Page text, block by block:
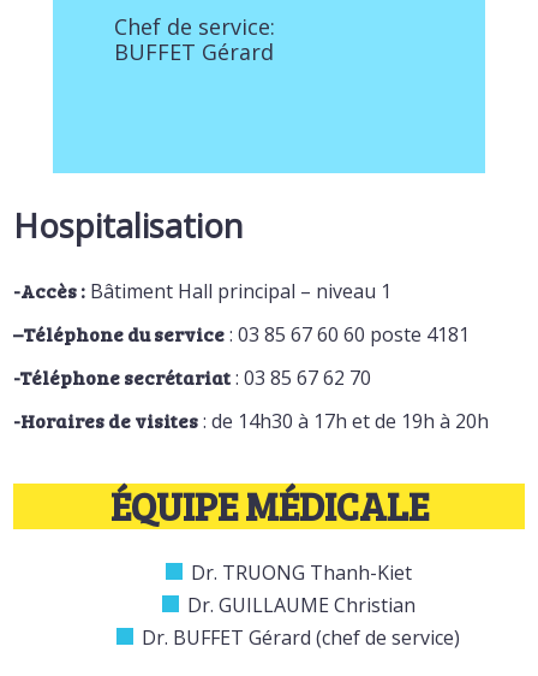
Chef de service:
BUFFET Gérard
Hospitalisation
-Accès : Bâtiment Hall principal – niveau 1
–Téléphone du service: 03 85 67 60 60 poste 4181
-Téléphone secrétariat: 03 85 67 62 70
-Horaires de visites: de 14h30 à 17h et de 19h à 20h
ÉQUIPE MÉDICALE
Dr. TRUONG Thanh-Kiet
Dr. GUILLAUME Christian
Dr. BUFFET Gérard (chef de service)